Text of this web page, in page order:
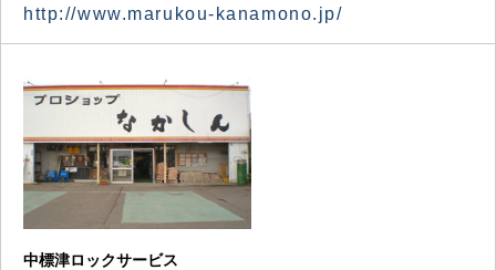
http://www.marukou-kanamono.jp/
中標津ロックサービス